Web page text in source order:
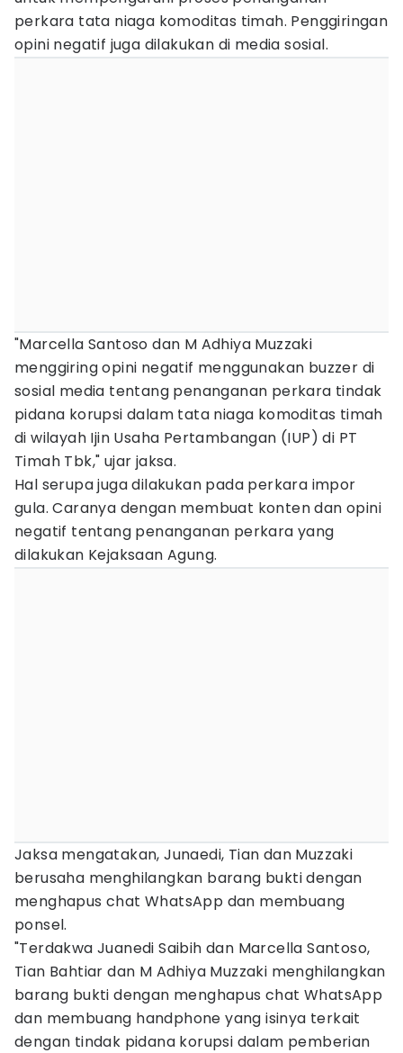
perkara tata niaga komoditas timah. Penggiringan
opini negatif juga dilakukan di media sosial.
"Marcella Santoso dan M Adhiya Muzzaki
menggiring opini negatif menggunakan buzzer di
sosial media tentang penanganan perkara tindak
pidana korupsi dalam tata niaga komoditas timah
di wilayah Ijin Usaha Pertambangan (IUP) di PT
Timah Tbk," ujar jaksa.
Hal serupa juga dilakukan pada perkara impor
gula. Caranya dengan membuat konten dan opini
negatif tentang penanganan perkara yang
dilakukan Kejaksaan Agung.
Jaksa mengatakan, Junaedi, Tian dan Muzzaki
berusaha menghilangkan barang bukti dengan
menghapus chat WhatsApp dan membuang
ponsel.
"Terdakwa Juanedi Saibih dan Marcella Santoso,
Tian Bahtiar dan M Adhiya Muzzaki menghilangkan
barang bukti dengan menghapus chat WhatsApp
dan membuang handphone yang isinya terkait
dengan tindak pidana korupsi dalam pemberian